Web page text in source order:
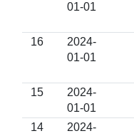
01-01
16
2024-
01-01
15
2024-
01-01
14
2024-